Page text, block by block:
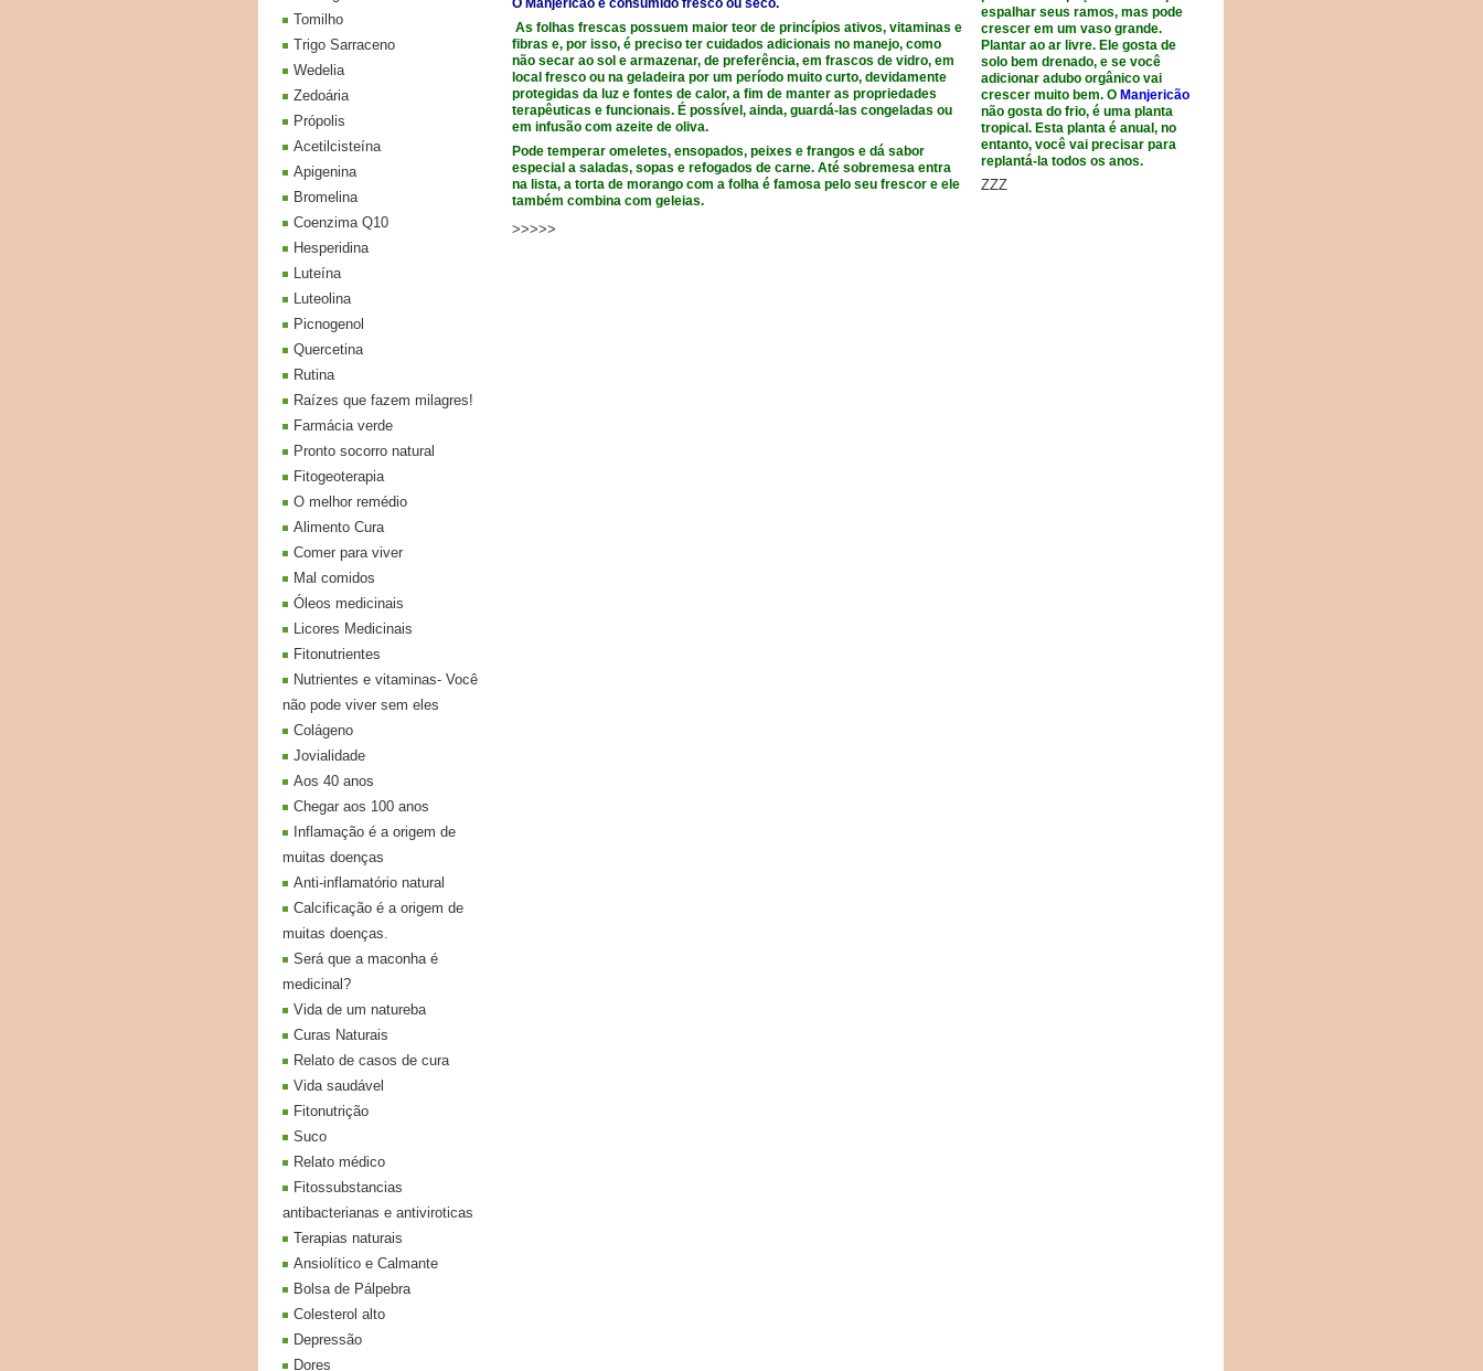
O Manjericão é consumido fresco ou seco.
As folhas frescas possuem maior teor de princípios ativos, vitaminas e
fibras e, por isso, é preciso ter cuidados adicionais no manejo, como
não secar ao sol e armazenar, de preferência, em frascos de vidro, em
local fresco ou na geladeira por um período muito curto, devidamente
protegidas da luz e fontes de calor, a fim de manter as propriedades
terapêuticas e funcionais. É possível, ainda, guardá-las congeladas ou
em infusão com azeite de oliva.
Pode temperar omeletes, ensopados, peixes e frangos e dá sabor
especial a saladas, sopas e refogados de carne. Até sobremesa entra
na lista, a torta de morango com a folha é famosa pelo seu frescor e ele
também combina com geleias.
>>>>>
espalhar seus ramos, mas pode
crescer em um vaso grande.
Plantar ao ar livre. Ele gosta de
solo bem drenado, e se você
adicionar adubo orgânico vai
crescer muito bem. O Manjericão
não gosta do frio, é uma planta
tropical. Esta planta é anual, no
entanto, você vai precisar para
replantá-la todos os anos.
ZZZ
Tomilho
Trigo Sarraceno
Wedelia
Zedoária
Própolis
Acetilcisteína
Apigenina
Bromelina
Coenzima Q10
Hesperidina
Luteína
Luteolina
Picnogenol
Quercetina
Rutina
Raízes que fazem milagres!
Farmácia verde
Pronto socorro natural
Fitogeoterapia
O melhor remédio
Alimento Cura
Comer para viver
Mal comidos
Óleos medicinais
Licores Medicinais
Fitonutrientes
Nutrientes e vitaminas- Você
não pode viver sem eles
Colágeno
Jovialidade
Aos 40 anos
Chegar aos 100 anos
Inflamação é a origem de
muitas doenças
Anti-inflamatório natural
Calcificação é a origem de
muitas doenças.
Será que a maconha é
medicinal?
Vida de um natureba
Curas Naturais
Relato de casos de cura
Vida saudável
Fitonutrição
Suco
Relato médico
Fitossubstancias
antibacterianas e antiviroticas
Terapias naturais
Ansiolítico e Calmante
Bolsa de Pálpebra
Colesterol alto
Depressão
Dores